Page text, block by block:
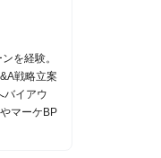
を経験。
戦略立案
バイアウ
マーケBP